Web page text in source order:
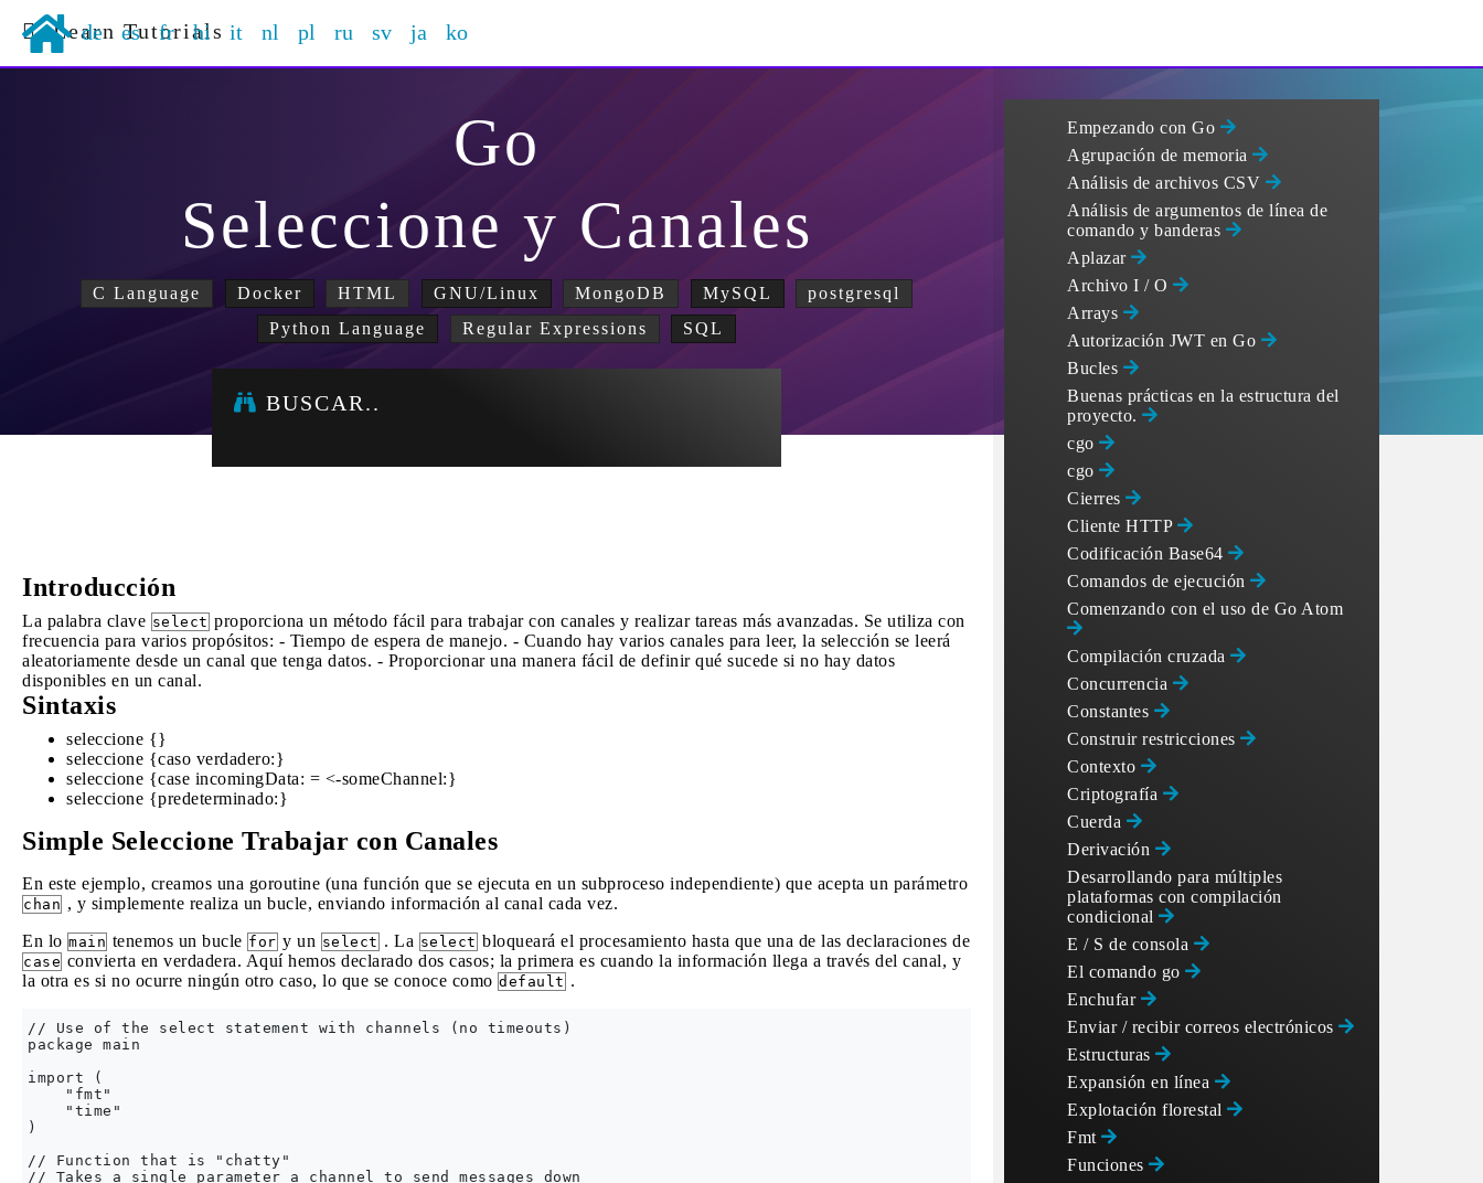
Learn Tutorials
de es fr hi it nl pl ru sv ja ko
Go
Seleccione y Canales
C Language Docker HTML GNU/Linux MongoDB MySQL
postgresql
Python Language
Regular Expressions SQL
BUSCAR..
Introducción
La palabra clave select proporciona un método fácil para trabajar con canales y realizar tareas más avanzadas. Se utiliza con
frecuencia para varios propósitos: - Tiempo de espera de manejo. - Cuando hay varios canales para leer, la selección se leerá
aleatoriamente desde un canal que tenga datos. - Proporcionar una manera fácil de definir qué sucede si no hay datos
disponibles en un canal.
Sintaxis
seleccione {}
seleccione {caso verdadero:}
seleccione {case incomingData: = <-someChannel:}
seleccione {predeterminado:}
Simple Seleccione Trabajar con Canales
En este ejemplo, creamos una goroutine (una función que se ejecuta en un subproceso independiente) que acepta un parámetro
chan , y simplemente realiza un bucle, enviando información al canal cada vez.
En lo main tenemos un bucle for y un select . La select bloqueará el procesamiento hasta que una de las declaraciones de
case convierta en verdadera. Aquí hemos declarado dos casos; la primera es cuando la información llega a través del canal, y
la otra es si no ocurre ningún otro caso, lo que se conoce como default .
// Use of the select statement with channels (no timeouts)
package main
import (
    "fmt"
    "time"
)
// Function that is "chatty"
// Takes a single parameter a channel to send messages down
Empezando con Go
Agrupación de memoria
Análisis de archivos CSV
Análisis de argumentos de línea de
comando y banderas
Aplazar
Archivo I / O
Arrays
Autorización JWT en Go
Bucles
Buenas prácticas en la estructura del
proyecto.
cgo
cgo
Cierres
Cliente HTTP
Codificación Base64
Comandos de ejecución
Comenzando con el uso de Go Atom
Compilación cruzada
Concurrencia
Constantes
Construir restricciones
Contexto
Criptografía
Cuerda
Derivación
Desarrollando para múltiples
plataformas con compilación
condicional
E / S de consola
El comando go
Enchufar
Enviar / recibir correos electrónicos
Estructuras
Expansión en línea
Explotación florestal
Fmt
Funciones